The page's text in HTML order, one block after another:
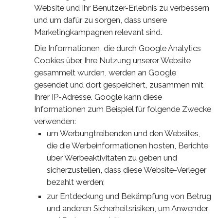
Website und Ihr Benutzer-Erlebnis zu verbessern
und um dafür zu sorgen, dass unsere
Marketingkampagnen relevant sind.
Die Informationen, die durch Google Analytics
Cookies über Ihre Nutzung unserer Website
gesammelt wurden, werden an Google
gesendet und dort gespeichert, zusammen mit
Ihrer IP-Adresse. Google kann diese
Informationen zum Beispiel für folgende Zwecke
verwenden:
um Werbungtreibenden und den Websites,
die die Werbeinformationen hosten, Berichte
über Werbeaktivitäten zu geben und
sicherzustellen, dass diese Website-Verleger
bezahlt werden;
zur Entdeckung und Bekämpfung von Betrug
und anderen Sicherheitsrisiken, um Anwender